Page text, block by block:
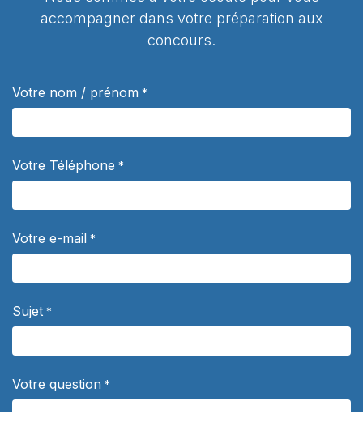
accompagner dans votre préparation aux
concours.
Votre nom / prénom *
Votre Téléphone *
Votre e-mail *
Sujet *
Votre question *